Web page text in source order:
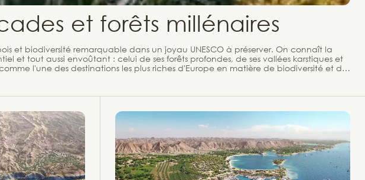
et forêts millénaires
et biodiversité remarquable dans un joyau UNESCO à préserver. On connaît la
et tout aussi envoûtant : celui de ses forêts profondes, de ses vallées karstiques et
l'une des destinations les plus riches d'Europe en matière de biodiversité et de